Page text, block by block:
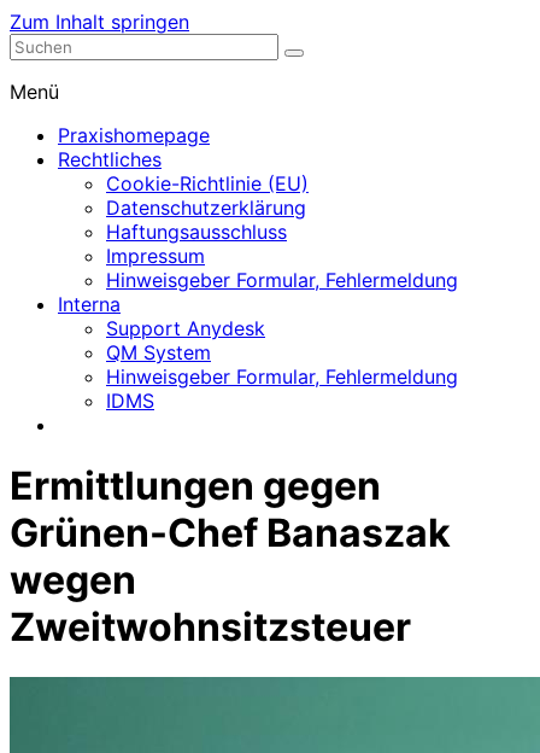
Zum Inhalt springen
Nephrologische Praxis mit Dialyse
Menü
Praxishomepage
Rechtliches
Cookie-Richtlinie (EU)
Datenschutzerklärung
Haftungsausschluss
Impressum
Hinweisgeber Formular, Fehlermeldung
Interna
Support Anydesk
QM System
Hinweisgeber Formular, Fehlermeldung
IDMS
Ermittlungen gegen
Grünen-Chef Banaszak
wegen
Zweitwohnsitzsteuer